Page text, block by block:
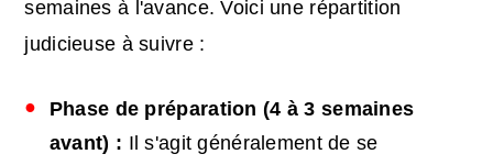
semaines à l'avance. Voici une répartition
judicieuse à suivre :
Phase de préparation (4 à 3 semaines
avant) : Il s'agit généralement de se